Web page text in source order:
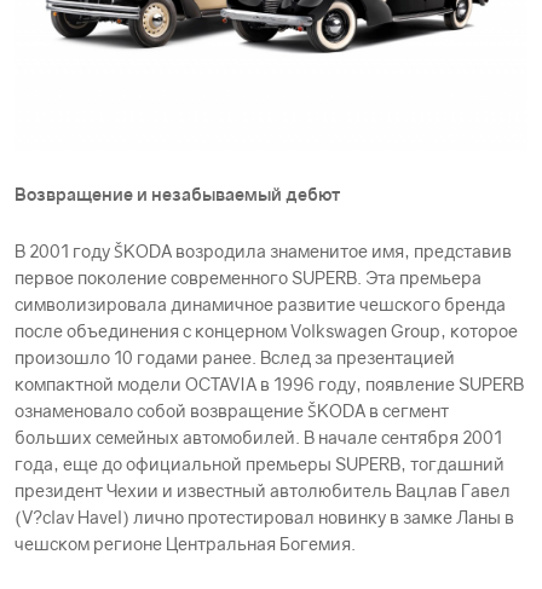
Возвращение и незабываемый дебют
В 2001 году ŠKODА возродила знаменитое имя, представив
первое поколение современного SUPERB. Эта премьера
символизировала динамичное развитие чешского бренда
после объединения с концерном Volkswagen Group, которое
произошло 10 годами ранее. Вслед за презентацией
компактной модели OCTAVIA в 1996 году, появление SUPERB
ознаменовало собой возвращение ŠKODА в сегмент
больших семейных автомобилей. В начале сентября 2001
года, еще до официальной премьеры SUPERB, тогдашний
президент Чехии и известный автолюбитель Вацлав Гавел
(V?clav Havel) лично протестировал новинку в замке Ланы в
чешском регионе Центральная Богемия.